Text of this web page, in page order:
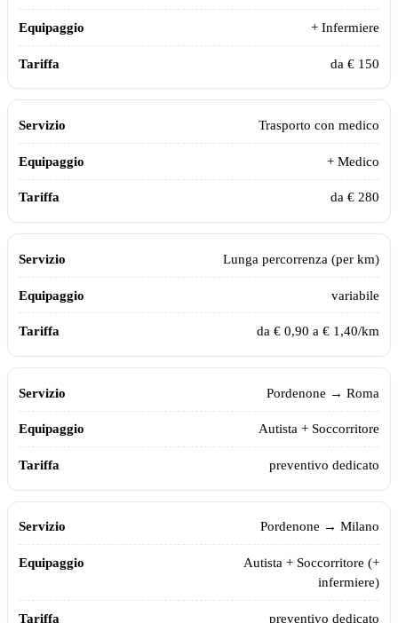
+ Infermiere
da € 150
Trasporto con medico
+ Medico
da € 280
Lunga percorrenza (per km)
variabile
da € 0,90 a € 1,40/km
Pordenone → Roma
Autista + Soccorritore
preventivo dedicato
Pordenone → Milano
Autista + Soccorritore (+
infermiere)
preventivo dedicato